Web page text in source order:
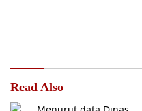
Read Also